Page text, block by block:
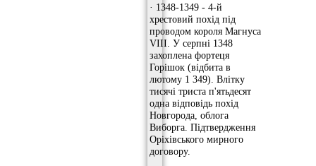
· 1348-1349 - 4-й
хрестовий похід під
проводом короля Магнуса
VIII. У серпні 1348
захоплена фортеця
Горішок (відбита в
лютому 1 349). Влітку
тисячі триста п'ятьдесят
одна відповідь похід
Новгорода, облога
Виборга. Підтвердження
Оріхівського мирного
договору.